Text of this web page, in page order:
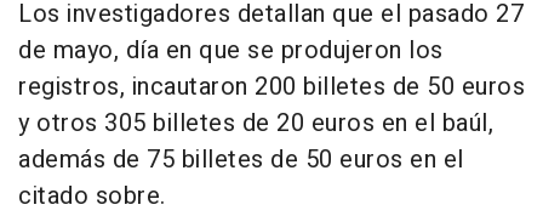
Los investigadores detallan que el pasado 27
de mayo, día en que se produjeron los
registros, incautaron 200 billetes de 50 euros
y otros 305 billetes de 20 euros en el baúl,
además de 75 billetes de 50 euros en el
citado sobre.